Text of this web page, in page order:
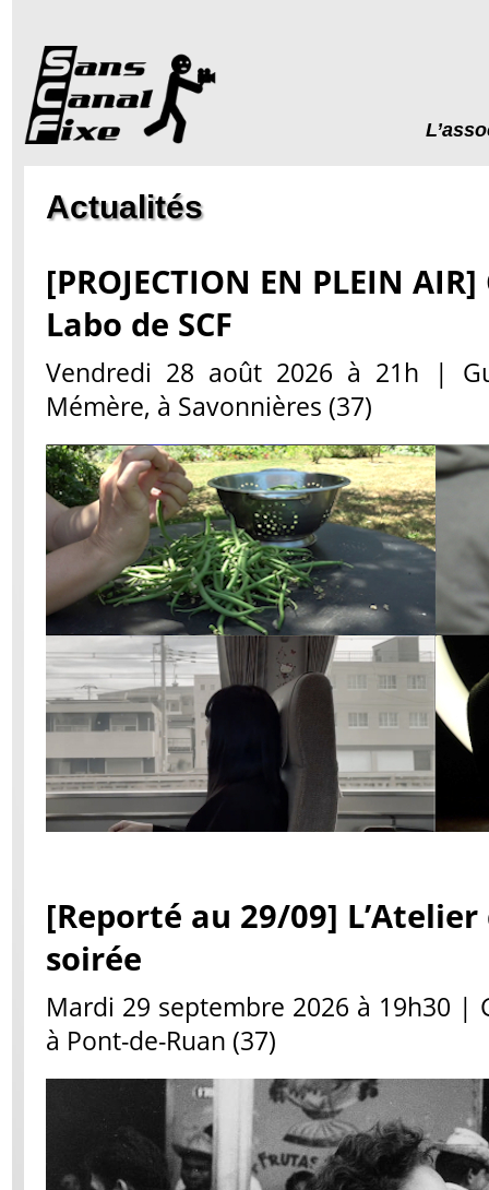
Actualités
[PROJECTION EN PLEIN
Labo de SCF
Vendredi 28 août 2026 à 21h |
Mémère, à Savonnières (37)
[Reporté au 29/09] L’Atelier
soirée
Mardi 29 septembre 2026 à 19h30 |
à Pont-de-Ruan (37)